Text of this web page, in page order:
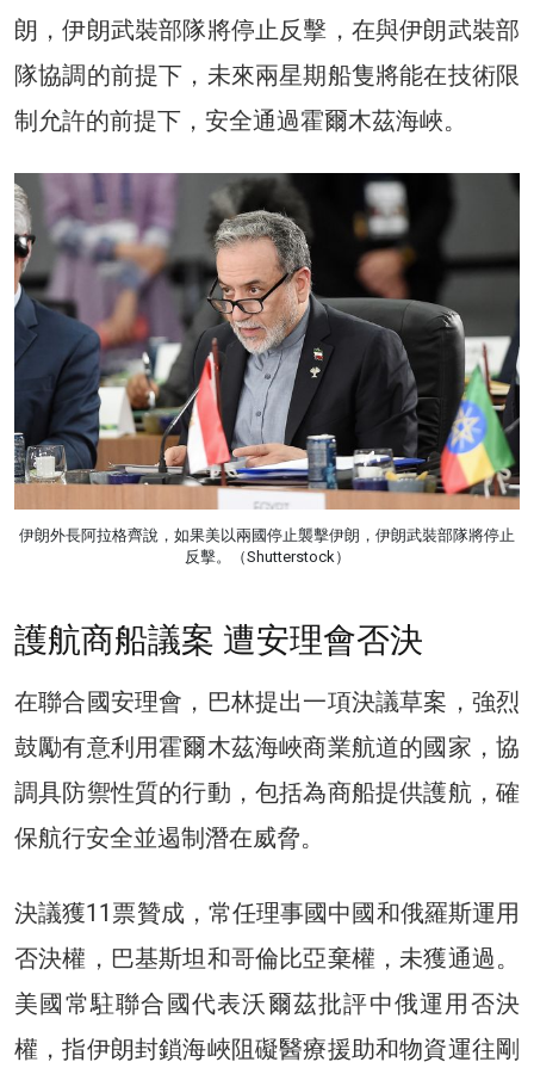
朗，伊朗武裝部隊將停止反擊，在與伊朗武裝部
隊協調的前提下，未來兩星期船隻將能在技術限
制允許的前提下，安全通過霍爾木茲海峽。
伊朗外長阿拉格齊說，如果美以兩國停止襲擊伊朗，伊朗武裝部隊將停止
反擊。（Shutterstock）
護航商船議案 遭安理會否決
在聯合國安理會，巴林提出一項決議草案，強烈
鼓勵有意利用霍爾木茲海峽商業航道的國家，協
調具防禦性質的行動，包括為商船提供護航，確
保航行安全並遏制潛在威脅。
決議獲11票贊成，常任理事國中國和俄羅斯運用
否決權，巴基斯坦和哥倫比亞棄權，未獲通過。
美國常駐聯合國代表沃爾茲批評中俄運用否決
權，指伊朗封鎖海峽阻礙醫療援助和物資運往剛